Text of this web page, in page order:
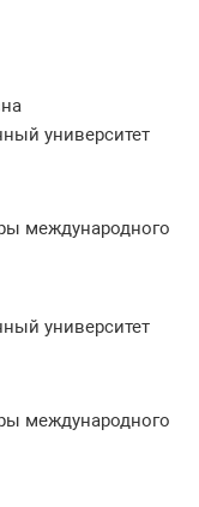
университет
международного
университет
международного